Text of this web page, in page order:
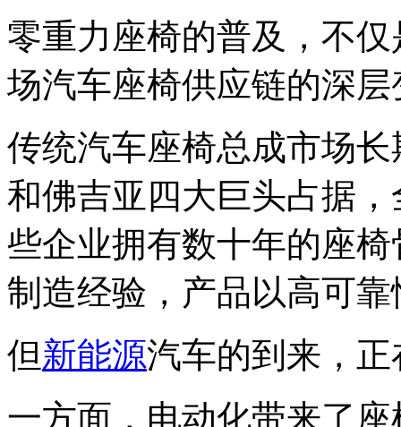
零重力座椅的普及，不
场汽车座椅供应链的深层
传统汽车座椅总成市场
和佛吉亚四大巨头占据
些企业拥有数十年的座
制造经验，产品以高可
但新能源汽车的到来，
一方面，电动化带来了座